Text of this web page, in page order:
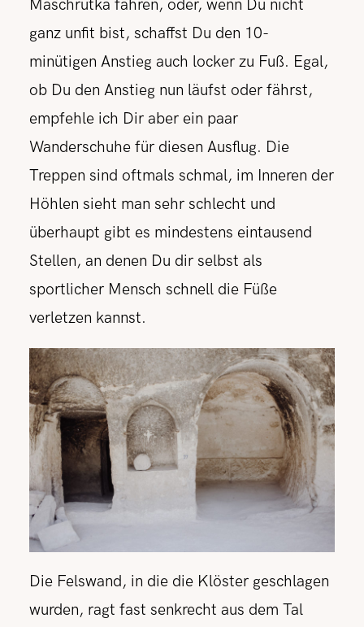
Maschrutka fahren, oder, wenn Du nicht
ganz unfit bist, schaffst Du den 10-
minütigen Anstieg auch locker zu Fuß. Egal,
ob Du den Anstieg nun läufst oder fährst,
empfehle ich Dir aber ein paar
Wanderschuhe für diesen Ausflug. Die
Treppen sind oftmals schmal, im Inneren der
Höhlen sieht man sehr schlecht und
überhaupt gibt es mindestens eintausend
Stellen, an denen Du dir selbst als
sportlicher Mensch schnell die Füße
verletzen kannst.
Die Felswand, in die die Klöster geschlagen
wurden, ragt fast senkrecht aus dem Tal